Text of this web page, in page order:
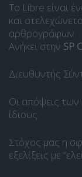
Το Libre είναι
και
αρθρογράφων.
Ανήκει στην SP
Διευθυντής
Οι απόψεις
ίδιους.
Στόχος μας η
εξελίξεις με